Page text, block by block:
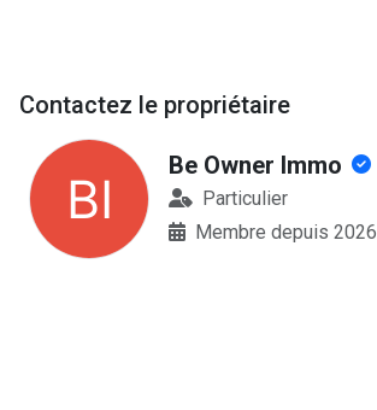
Contactez le propriétaire
Be Owner Immo
Particulier
Membre depuis 2026